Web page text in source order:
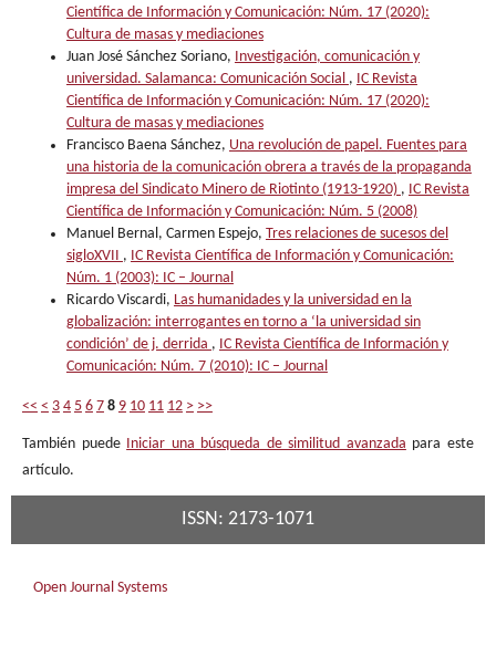
Científica de Información y Comunicación: Núm. 17 (2020):
Cultura de masas y mediaciones
Juan José Sánchez Soriano, Investigación, comunicación y
universidad. Salamanca: Comunicación Social , IC Revista
Científica de Información y Comunicación: Núm. 17 (2020):
Cultura de masas y mediaciones
Francisco Baena Sánchez, Una revolución de papel. Fuentes para
una historia de la comunicación obrera a través de la propaganda
impresa del Sindicato Minero de Riotinto (1913-1920) , IC Revista
Científica de Información y Comunicación: Núm. 5 (2008)
Manuel Bernal, Carmen Espejo, Tres relaciones de sucesos del
sigloXVII , IC Revista Científica de Información y Comunicación:
Núm. 1 (2003): IC – Journal
Ricardo Viscardi, Las humanidades y la universidad en la
globalización: interrogantes en torno a ‘la universidad sin
condición’ de j. derrida , IC Revista Científica de Información y
Comunicación: Núm. 7 (2010): IC – Journal
<< < 3 4 5 6 7 8 9 10 11 12 > >>
También puede Iniciar una búsqueda de similitud avanzada para este
artículo.
ISSN: 2173-1071
Open Journal Systems